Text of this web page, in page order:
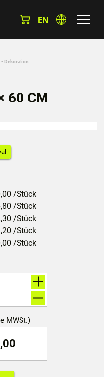
EN
- Dekoration
60 CM
/Stück
/Stück
/Stück
/Stück
/Stück
MWSt.)